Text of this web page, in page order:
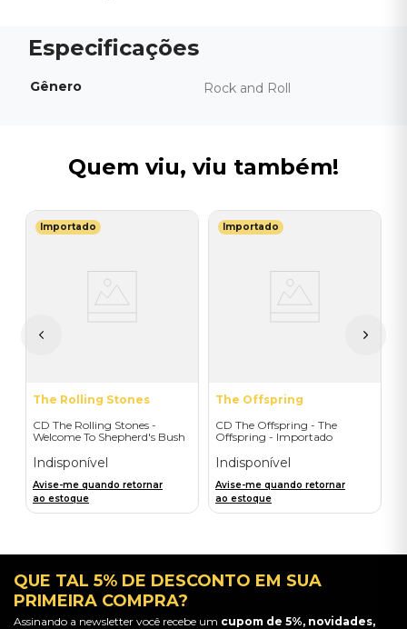
Gênero Rock and Roll
Quem viu, viu também!
Importado
The Rolling Stones
CD The Rolling Stones -
Welcome To Shepherd's Bush
Indisponível
Avise-me quando retornar
ao estoque
Importado
The Offspring
CD The Offspring - The
Offspring - Importado
Indisponível
Avise-me quando retornar
ao estoque
QUE TAL 5% DE DESCONTO EM SUA
PRIMEIRA COMPRA?
Assinando a newsletter você recebe um cupom de 5%, novidades,